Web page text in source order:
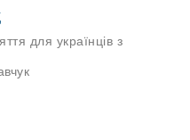
для українців з